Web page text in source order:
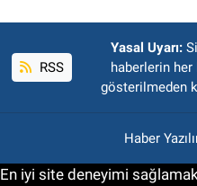
RSS
Yasal Uyarı:
haberlerin her
gösterilmeden
Haber
En iyi site deneyimi